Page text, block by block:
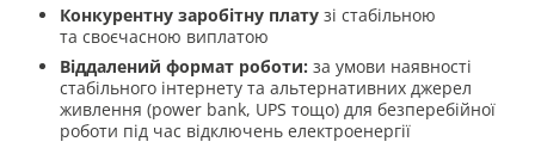
Конкурентну заробітну платузі стабільною
та своєчасною виплатою
Віддалений формат роботи: за умови наявності
стабільного інтернету та альтернативних джерел
живлення (power bank, UPS тощо) для безперебійної
роботи під час відключень електроенергії